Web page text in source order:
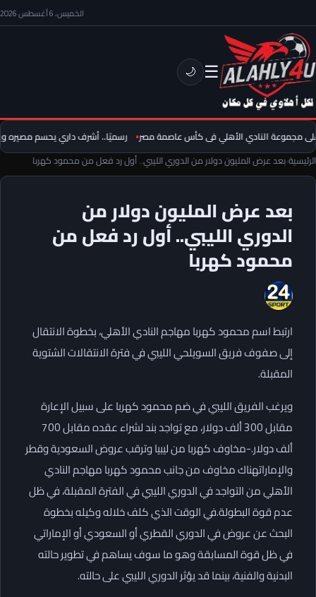
الخميس، 6 أغسطس 2026
☰
🌙
مجموعة النادي الأهلي فى كأس عاصمة مصر
رسميًا.. أشرف داري يحسم مصيره
الرئيسية›بعد عرض المليون دولار من الدوري الليبي.. أول رد فعل من محمود كهربا
بعد عرض المليون دولار من
الدوري الليبي.. أول رد فعل من
محمود كهربا
ارتبط اسم محمود كهربا مهاجم النادي الأهلي، بخطوة الانتقال
إلى صفوف فريق السويلحي الليبي في فترة الانتقالات الشتوية
المقبلة.
ويرغب الفريق الليبي في ضم محمود كهربا على سبيل الإعارة
مقابل 300 ألف دولار، مع تواجد بند لشراء عقده مقابل 700
ألف دولار.-مخاوف كهربا من ليبيا وترقب عروض السعودية وقطر
والإماراتهناك مخاوف من جانب محمود كهربا مهاجم النادي
الأهلي من التواجد في الدوري الليبي في الفترة المقبلة، في ظل
عدم قوة البطولة.في الوقت الذي كلف خلاله وكيله بخطوة
البحث عن عروض في الدوري القطري أو السعودي أو الإماراتي
في ظل قوة المسابقة وهو ما سوف يساهم في تطوير حالته
البدنية والفنية، بينما قد يؤثر الدوري الليبي على حالته.